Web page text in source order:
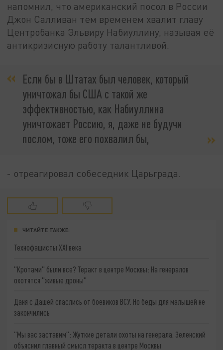
напомнил, что американский посол в России
Джон Салливан тем временем хвалит главу
Центробанка Эльвиру Набиуллину, называя её
антикризисную работу талантливой.
Если бы в Штатах был человек, который
уничтожал бы США с такой же
эффективностью, как Набиуллина
уничтожает Россию, я, даже не будучи
послом, тоже его похвалил бы,
- отреагировал собеседник Царьграда.
ЧИТАЙТЕ ТАКЖЕ:
Технофашисты XXI века
"Кротами" были все? Теракт в центре Москвы: На генералов
охотятся "живые дроны"
Даня с Дашей спаслись от боевиков ВСУ. Но беды для малышей не
закончились
"Мы вас заставим": Жуткие детали охоты на генерала. Зеленский
объяснил главный смысл теракта в центре Москвы